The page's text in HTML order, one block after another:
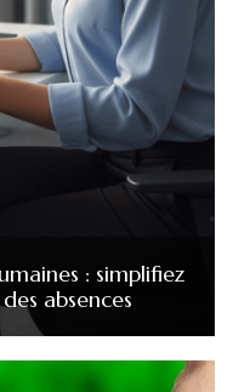
: simplifiez
absences